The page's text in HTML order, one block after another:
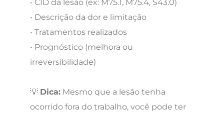
• CID da lesão (ex: M75.1, M75.4, S43.0)
• Descrição da dor e limitação
• Tratamentos realizados
• Prognóstico (melhora ou
irreversibilidade)
💡 Dica: Mesmo que a lesão tenha
ocorrido fora do trabalho, você pode ter